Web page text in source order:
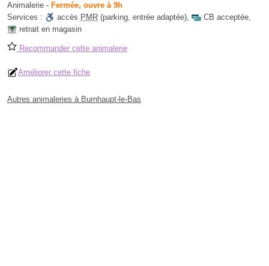
Animalerie - Fermée, ouvre à 9h
Services :
accès PMR (parking, entrée adaptée), CB acceptée,
retrait en magasin
Recommander cette animalerie
Améliorer cette fiche
Autres animaleries à Burnhaupt-le-Bas